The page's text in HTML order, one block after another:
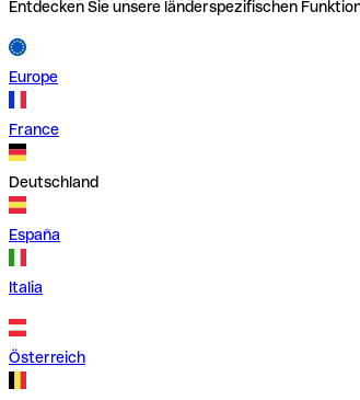
Entdecken Sie unsere länderspezifischen
Europe
France
Deutschland
España
Italia
Österreich